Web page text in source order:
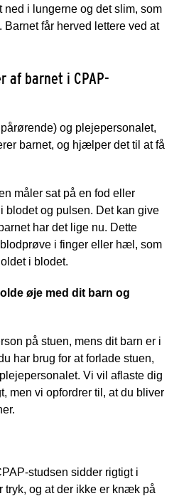
i lungerne og det slim, som
får herved lettere ved at
af barnet i CPAP-
og plejepersonalet,
barnet, og hjælper det til at få
måler sat på en fod eller
blodet og pulsen. Det kan give
har det lige nu. Dette
i finger eller hæl, som
i blodet.
øje med dit barn og
på stuen, mens dit barn er i
har brug for at forlade stuen,
Vi vil aflaste dig
men vi opfordrer til, at du bliver
studsen sidder rigtigt i
og at der ikke er knæk på